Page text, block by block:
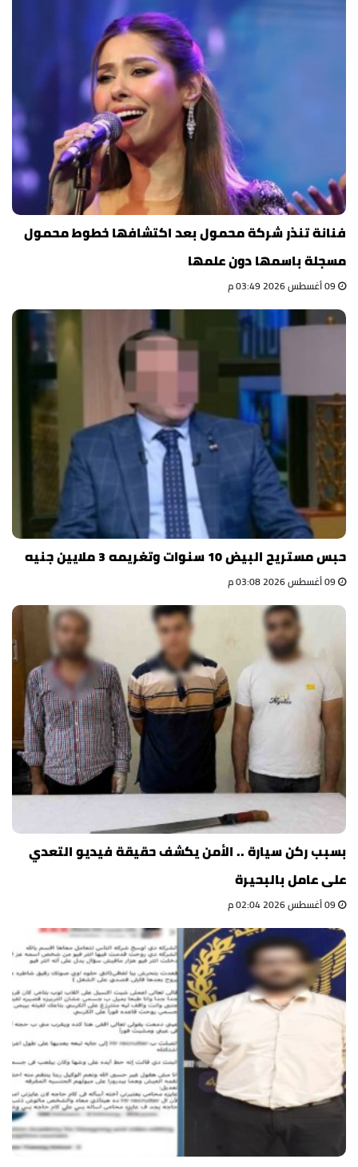
فنانة تنذر شركة محمول بعد اكتشافها خطوط محمول
مسجلة باسمها دون علمها
حبس مستريح البيض 10 سنوات وتغريمه 3 ملايين جنيه
بسبب ركن سيارة .. الأمن يكشف حقيقة فيديو التعدي
على عامل بالبحيرة